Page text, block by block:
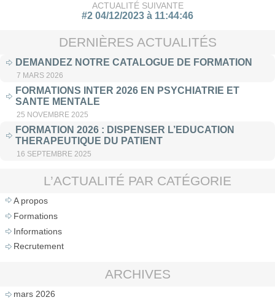
ACTUALITÉ SUIVANTE
#2 04/12/2023 à 11:44:46
DERNIÈRES ACTUALITÉS
DEMANDEZ NOTRE CATALOGUE DE FORMATION
7 MARS 2026
FORMATIONS INTER 2026 EN PSYCHIATRIE ET
SANTE MENTALE
25 NOVEMBRE 2025
FORMATION 2026 : DISPENSER L’EDUCATION
THERAPEUTIQUE DU PATIENT
16 SEPTEMBRE 2025
L’ACTUALITÉ PAR CATÉGORIE
A propos
Formations
Informations
Recrutement
ARCHIVES
mars 2026